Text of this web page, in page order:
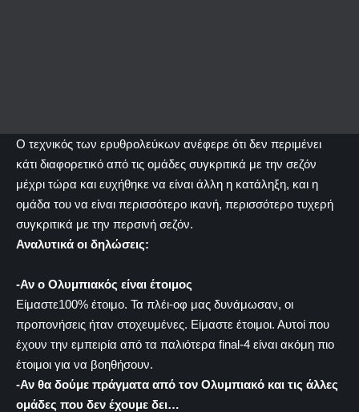
Ο τεχνικός των ερυθρολεύκων ανέφερε ότι δεν περιμένει
κάτι διαφορετικό από τις ομάδες συγκριτικά με την σεζόν
μέχρι τώρα και ευχήθηκε να είναι άλλη η κατάληξη, και η
ομάδα του να είναι περισσότερο ικανή, περισσότερο τυχερή
συγκριτικά με την περσινή σεζόν.
Αναλυτικά οι δηλώσεις:
-Αν ο Ολυμπιακός είναι έτοιμος
Είμαστε100% έτοιμο. Τα πλέι-οφ μας δυνάμωσαν, οι
προπονήσεις ήταν στοχευμένες. Είμαστε έτοιμοι. Αυτοί που
έχουν την εμπειρία από τα παλιότερα final-4 είναι ακόμη πιο
έτοιμοι για να βοηθήσουν.
-Αν θα δούμε πράγματα από τον Ολυμπιακό και τις άλλες
ομάδες που δεν έχουμε δει…